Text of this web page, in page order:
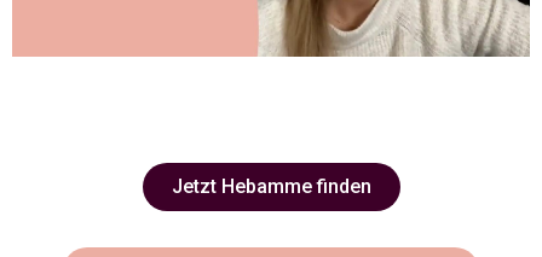
Jetzt Hebamme finden